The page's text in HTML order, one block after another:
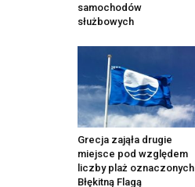
samochodów
służbowych
Grecja zająła drugie
miejsce pod względem
liczby plaż oznaczonych
Błękitną Flagą